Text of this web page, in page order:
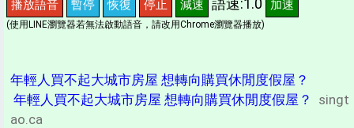
播放語音 暫停 恢復 停止 減速 語速:1.0 加速
(使用LINE瀏覽器若無法啟動語音，請改用Chrome瀏覽器播放)
年輕人買不起大城市房屋 想轉向購買休閒度假屋？
年輕人買不起大城市房屋 想轉向購買休閒度假屋？
singt
ao.ca